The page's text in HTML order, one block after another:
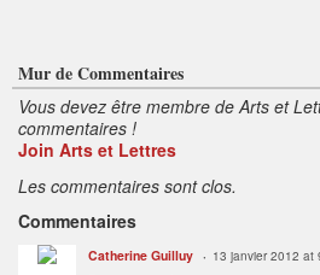
Mur de Commentaires
Vous devez être membre de Arts et
commentaires !
Join Arts et Lettres
Les commentaires sont clos.
Commentaires
Catherine Guilluy 13 janvier 2012 at